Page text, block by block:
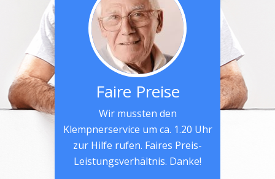
Faire Preise
Wir mussten den
Klempnerservice um ca. 1.20 Uhr
zur Hilfe rufen. Faires Preis-
Leistungsverhältnis. Danke!